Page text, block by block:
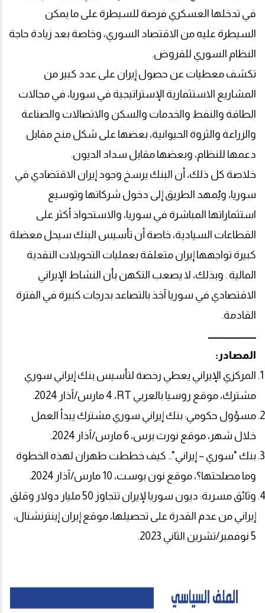
في تدخلها العسكري فرصة للسيطرة على ما يمكن
السيطرة عليه من الاقتصاد السوري، وخاصة بعد زيادة حاجة
النظام السوري للقروض.
تكشف معطيات عن حصول إيران على عدد كبير من
المشاريع الاستثمارية الإستراتيجية في سوريا، في مجالات
الطاقة والنفط والخدمات والسكن والاتصالات والصناعة
والزراعة والثروة الحيوانية، بعضها على شكل منح مقابل
دعمها للنظام، وبعضها مقابل سداد الديون.
خلاصة كل ذلك، أن البنك يرسخ وجود إيران الاقتصادي في
سوريا، ويُمهد الطريق إلى دخول شركاتها وتوسيع
استثماراتها المباشرة في سوريا، والاستحواذ أكثر على
القطاعات السيادية، خاصة أن تأسيس البنك سيحل معضلة
كبيرة تواجهها إيران متعلقة بعمليات التحويلات النقدية
المالية . وبذلك، لا يصعب التكهن بأن النشاط الإيراني
الاقتصادي في سوريا آخذ بالتصاعد بدرجات كبيرة في الفترة
القادمة.
ـــــــــــــــــــــــــــ
المصادر:
المركزي الإيراني يعطي رخصة لتأسيس بنك إيراني سوري
مشترك، موقع روسيا بالعربي RT ، 4 مارس/آذار 2024.
مسؤول حكومي: بنك إيراني سوري مشترك يبدأ العمل
خلال شهر، موقع نورث برس، 6 مارس/آذار 2024.
بنك "سوري – إيراني".. كيف خططت طهران لهذه الخطوة
وما مصلحتها؟، موقع نون بوست، 10 مارس/آذار 2024.
وثائق مسربة: ديون سوريا لإيران تتجاوز 50 مليار دولار وقلق
إيراني من عدم القدرة على تحصيلها، موقع إيران إينترنشنال،
5 نوفمبر/تشرين الثاني 2023.